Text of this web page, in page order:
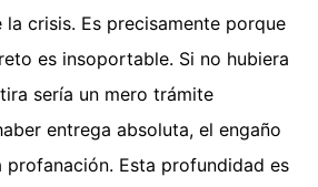
crisis. Es precisamente porque
es insoportable. Si no hubiera
sería un mero trámite
entrega absoluta, el engaño
profanación. Esta profundidad es